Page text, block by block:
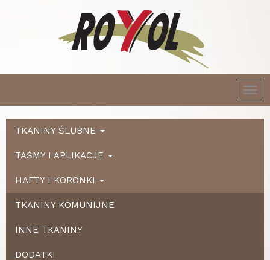
TKANINY ŚLUBNE
TAŚMY I APLIKACJE
HAFTY I KORONKI
TKANINY KOMUNIJNE
INNE TKANINY
DODATKI